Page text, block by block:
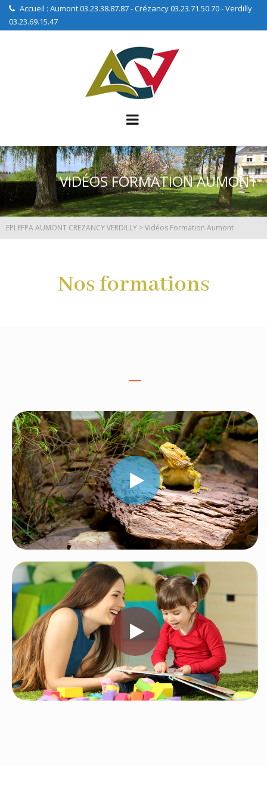
Accueil : Aumont 03.23.38.87.87 - Crézancy 03.23.71.50.70 - Verdilly
03.23.69.15.47
VIDÉOS FORMATION AUMONT
EPLEFPA AUMONT CREZANCY VERDILLY >Vidéos Formation Aumont
Nos formations